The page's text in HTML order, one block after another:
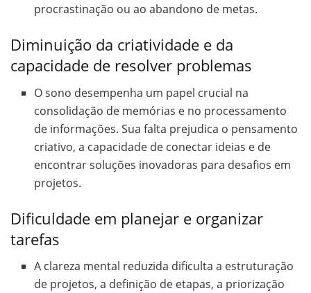
procrastinação ou ao abandono de metas.
Diminuição da criatividade e da
capacidade de resolver problemas
O sono desempenha um papel crucial na
consolidação de memórias e no processamento
de informações. Sua falta prejudica o pensamento
criativo, a capacidade de conectar ideias e de
encontrar soluções inovadoras para desafios em
projetos.
Dificuldade em planejar e organizar
tarefas
A clareza mental reduzida dificulta a estruturação
de projetos, a definição de etapas, a priorização